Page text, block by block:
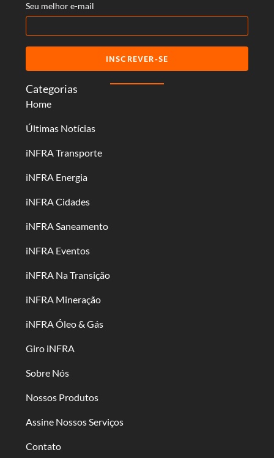
Categorias
Home
Últimas Notícias
iNFRA Transporte
iNFRA Energia
iNFRA Cidades
iNFRA Saneamento
iNFRA Eventos
iNFRA Na Transição
iNFRA Mineração
iNFRA Óleo & Gás
Giro iNFRA
Sobre Nós
Nossos Produtos
Assine Nossos Serviços
Contato
Seu melhor e-mail
INSCREVER-SE